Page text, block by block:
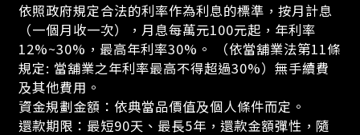
依照政府規定合法的利率作為利息的標準，按月計息
（一個月收一次），月息每萬元100元起，年利率
12%~30%，最高年利率30%。 （依當舖業法第11條
規定: 當舖業之年利率最高不得超過30%）無手續費
及其他費用。
資金規劃金額：依典當品價值及個人條件而定。
還款期限：最短90天、最長5年，還款金額彈性，隨